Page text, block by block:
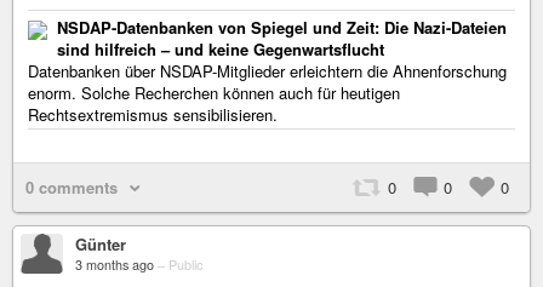
NSDAP-Datenbanken von Spiegel und Zeit: Die Nazi-Dateien
sind hilfreich – und keine Gegenwartsflucht
Datenbanken über NSDAP-Mitglieder erleichtern die Ahnenforschung
enorm. Solche Recherchen können auch für heutigen
Rechtsextremismus sensibilisieren.
0 comments 0 0 0
Günter
3 months ago – Public